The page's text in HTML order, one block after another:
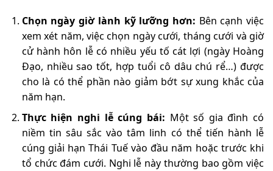
Chọn ngày giờ lành kỹ lưỡng hơn: Bên cạnh việc
xem xét năm, việc chọn ngày cưới, tháng cưới và giờ
cử hành hôn lễ có nhiều yếu tố cát lợi (ngày Hoàng
Đạo, nhiều sao tốt, hợp tuổi cô dâu chú rể…) được
cho là có thể phần nào giảm bớt sự xung khắc của
năm hạn.
Thực hiện nghi lễ cúng bái: Một số gia đình có
niềm tin sâu sắc vào tâm linh có thể tiến hành lễ
cúng giải hạn Thái Tuế vào đầu năm hoặc trước khi
tổ chức đám cưới. Nghi lễ này thường bao gồm việc